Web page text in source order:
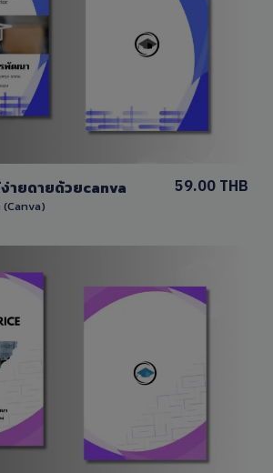
View Details
ายดายด้วยcanva 59.00 THB